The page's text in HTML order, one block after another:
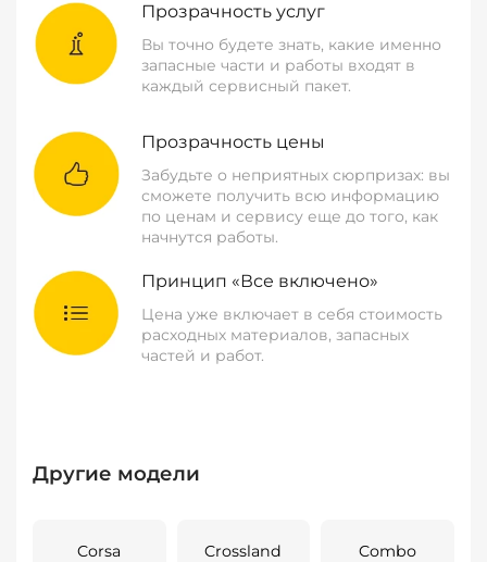
Прозрачность услуг
Вы точно будете знать, какие именно
запасные части и работы входят в
каждый сервисный пакет.
Прозрачность цены
Забудьте о неприятных сюрпризах: вы
сможете получить всю информацию
по ценам и сервису еще до того, как
начнутся работы.
Принцип «Все включено»
Цена уже включает в себя стоимость
расходных материалов, запасных
частей и работ.
Другие модели
Corsa Crossland Combo